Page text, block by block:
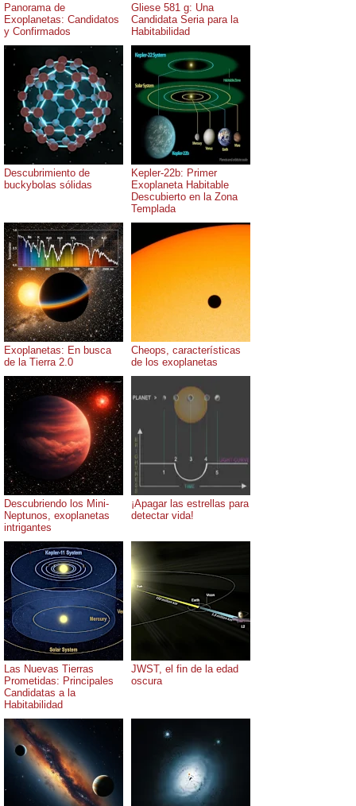
Panorama de
Exoplanetas: Candidatos
y Confirmados
Gliese 581 g: Una
Candidata Seria para la
Habitabilidad
Descubrimiento de
buckybolas sólidas
Kepler-22b: Primer
Exoplaneta Habitable
Descubierto en la Zona
Templada
Exoplanetas: En busca
de la Tierra 2.0
Cheops, características
de los exoplanetas
Descubriendo los Mini-
Neptunos, exoplanetas
intrigantes
¡Apagar las estrellas para
detectar vida!
Las Nuevas Tierras
Prometidas: Principales
Candidatas a la
Habitabilidad
JWST, el fin de la edad
oscura